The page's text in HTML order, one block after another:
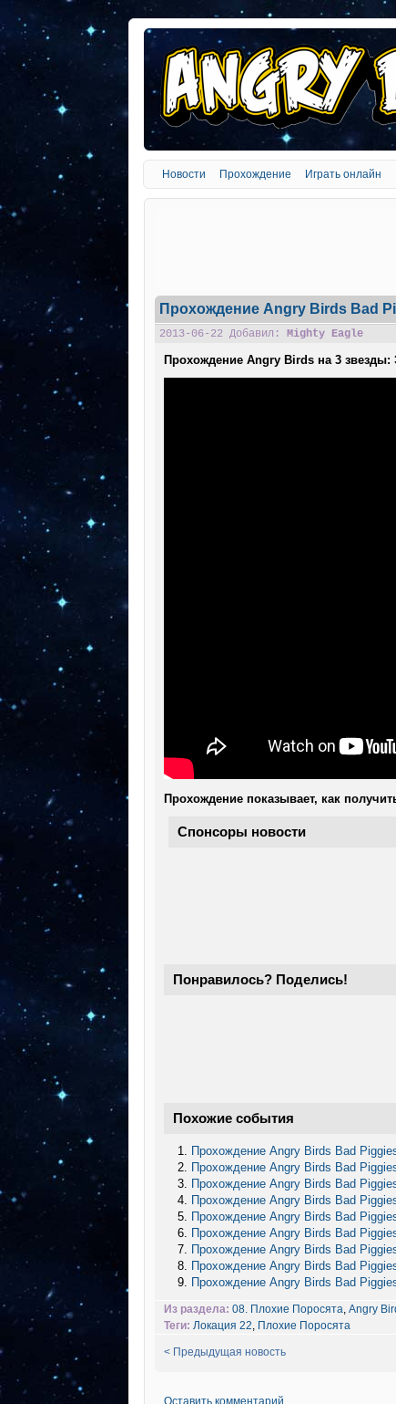
Новости Прохождение Играть онлайн
Прохождение Angry Birds Bad
2013-06-22 Добавил: Mighty Eagle
Прохождение Angry Birds на 3
Прохождение показывает, как
Спонсоры новости
Понравилось? Поделись!
Похожие события
Прохождение Angry Birds Bad
Прохождение Angry Birds Bad
Прохождение Angry Birds Bad
Прохождение Angry Birds Bad
Прохождение Angry Birds Bad
Прохождение Angry Birds Bad
Прохождение Angry Birds Bad
Прохождение Angry Birds Bad
Прохождение Angry Birds Bad
Из раздела: 08. Плохие Поросята, Angry
Теги: Локация 22, Плохие Поросята
< Предыдущая новость
Оставить комментарий